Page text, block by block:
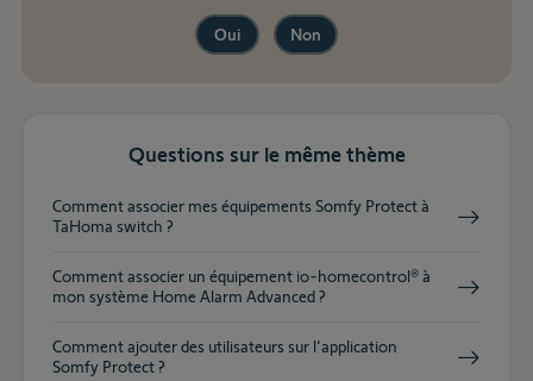
Oui Non
Questions sur le même thème
Comment associer mes équipements Somfy Protect à
TaHoma switch ?
Comment associer un équipement io-homecontrol® à
mon système Home Alarm Advanced ?
Comment ajouter des utilisateurs sur l'application
Somfy Protect ?